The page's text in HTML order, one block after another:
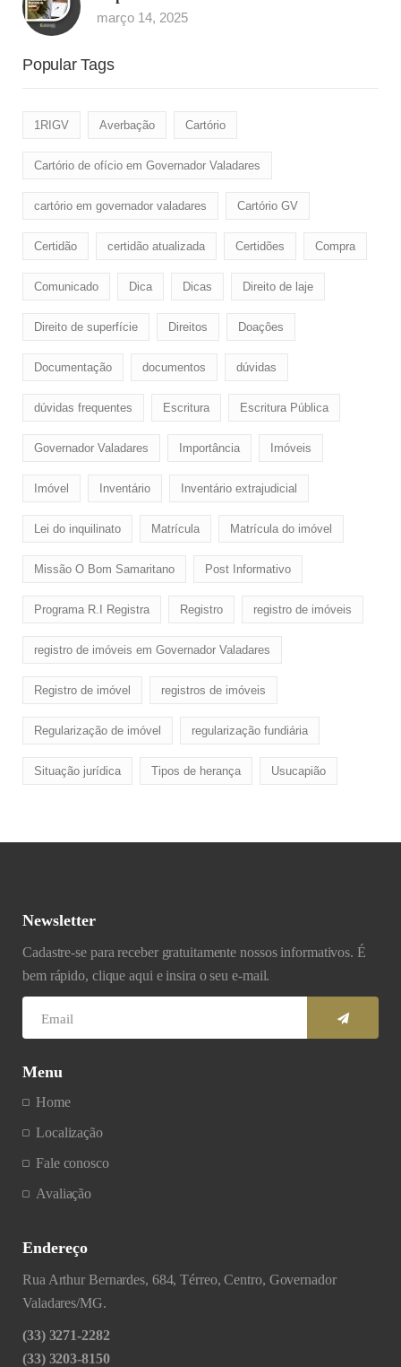
março 14, 2025
Popular Tags
1RIGV Averbação Cartório
Cartório de ofício em Governador Valadares
cartório em governador valadares Cartório GV
Certidão certidão atualizada Certidões Compra
Comunicado Dica Dicas Direito de laje
Direito de superfície Direitos Doaçôes
Documentação documentos dúvidas
dúvidas frequentes Escritura Escritura Pública
Governador Valadares Importância Imóveis
Imóvel Inventário Inventário extrajudicial
Lei do inquilinato Matrícula Matrícula do imóvel
Missão O Bom Samaritano Post Informativo
Programa R.I Registra Registro registro de imóveis
registro de imóveis em Governador Valadares
Registro de imóvel registros de imóveis
Regularização de imóvel regularização fundiária
Situação jurídica Tipos de herança Usucapião
Newsletter
Cadastre-se para receber gratuitamente nossos informativos. É
bem rápido, clique aqui e insira o seu e-mail.
Menu
Home
Localização
Fale conosco
Avaliação
Endereço
Rua Arthur Bernardes, 684, Térreo, Centro, Governador
Valadares/MG.
(33) 3271-2282
(33) 3203-8150